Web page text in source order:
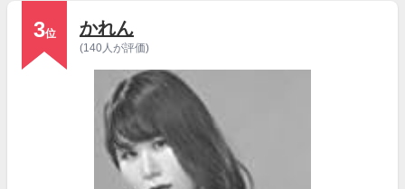
3位 かれん
(140人が評価)